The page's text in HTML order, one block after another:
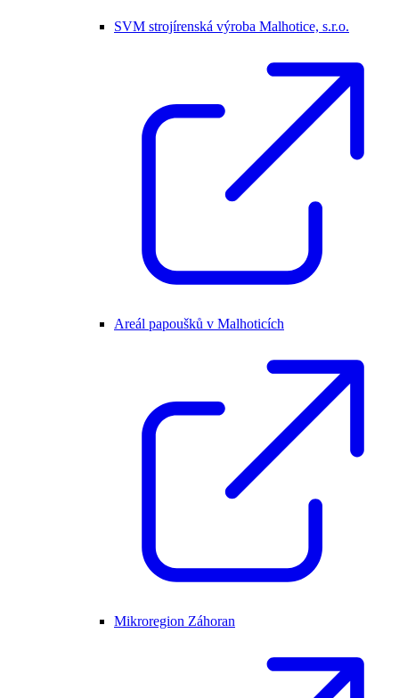
SVM strojírenská výroba Malhotice, s.r.o.
Areál papoušků v Malhoticích
Mikroregion Záhoran